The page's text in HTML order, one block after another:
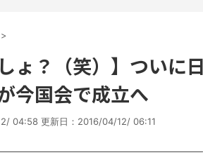
>
しょ？（笑）】つい
今国会で成立へ
04:58 更新日： 2016/04/12/ 06:11